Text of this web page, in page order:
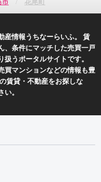
産情報うちなーらいふ。 賃
、条件にマッチした売買一戸
うポータルサイトです。
買マンションなどの情報も豊
賃貸・不動産をお探しな
。